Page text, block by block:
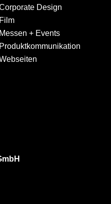
Design
Film
Messen + Events
Produkt­kommuni­kation